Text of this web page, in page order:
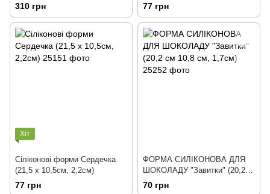
310 грн 77 грн
Хіт
Сіліконові форми Сердечка
(21,5 х 10,5см, 2,2см)
77 грн
ФОРМА СИЛІКОНОВА ДЛЯ
ШОКОЛАДУ "Завитки" (20,2
см 10,8 см, 1,7см)
70 грн